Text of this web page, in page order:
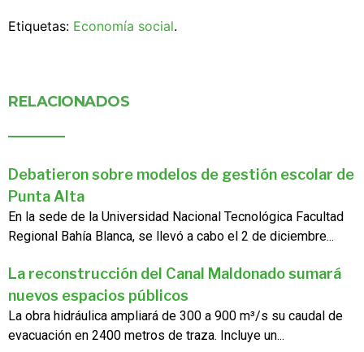
Etiquetas: Economía social.
RELACIONADOS
Debatieron sobre modelos de gestión escolar de
Punta Alta
En la sede de la Universidad Nacional Tecnológica Facultad
Regional Bahía Blanca, se llevó a cabo el 2 de diciembre...
La reconstrucción del Canal Maldonado sumará
nuevos espacios públicos
La obra hidráulica ampliará de 300 a 900 m³/s su caudal de
evacuación en 2400 metros de traza. Incluye un...